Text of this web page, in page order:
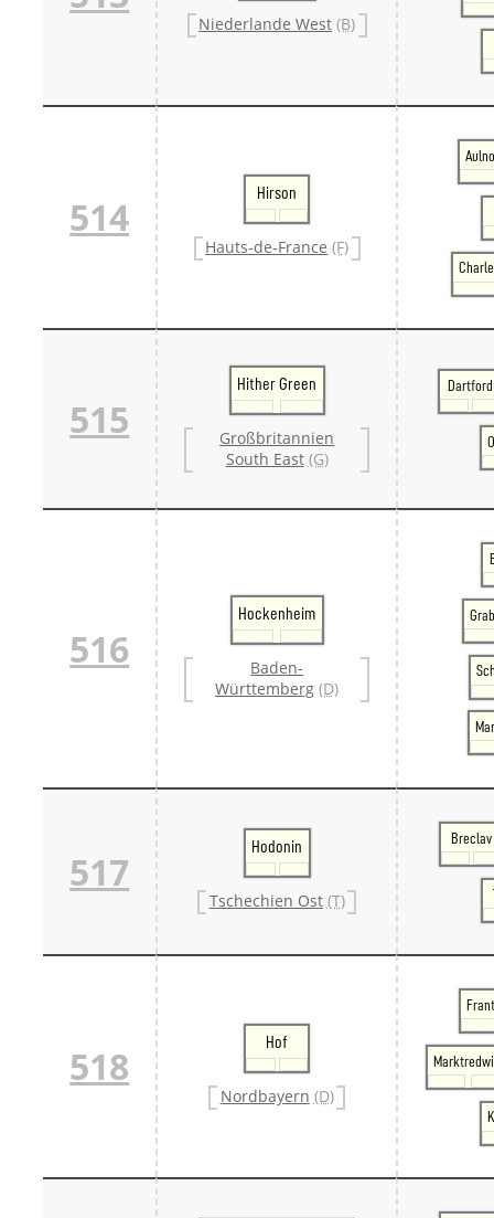
Niederlande West (B)
514
Hirson
Hauts-de-France (F)
515
Hither Green
Großbritannien
South East (G)
Dartford
516
Hockenheim
Baden-
Württemberg (D)
517
Hodonin
Tschechien Ost (T)
Breclav
518
Hof
Nordbayern (D)